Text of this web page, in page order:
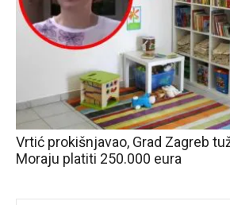
Vrtić prokišnjavao, Grad Zagreb
Moraju platiti 250.000 eura